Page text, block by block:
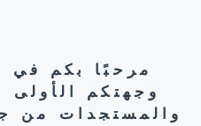
مرحبًا بكم في
وجهتكم الأولى
والمستجدات من